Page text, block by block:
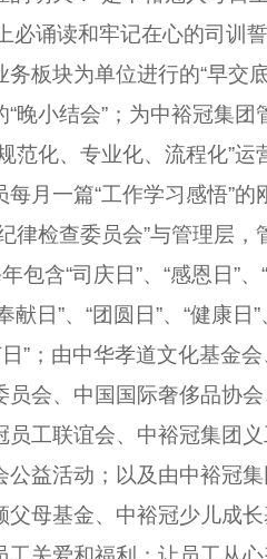
必诵读和牢记在心的司训
务板块为单位进行的“早交
晚小结会”；为中裕冠集团
范化、专业化、流程化”运
月一篇“工作学习感悟”的
律检查委员会”与管理层，
包含“司庆日”、“感恩日”、
献日”、“团圆日”、“健康日”
”；由中华孝道文化基金
员会、中国国际奢侈品协
员工联谊会、中裕冠集团
公益活动；以及由中裕冠
父母基金、中裕冠少儿成